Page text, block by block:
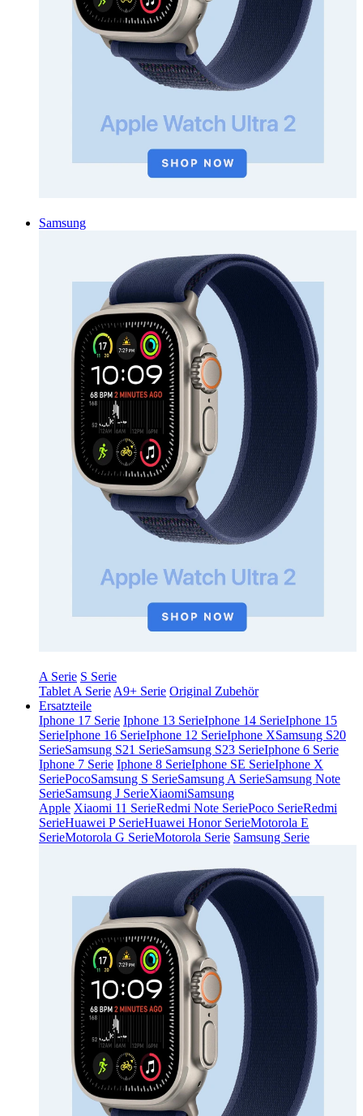
Samsung
A Serie S Serie
Tablet A Serie A9+ Serie Original Zubehör
Ersatzteile
Iphone 17 Serie Iphone 13 SerieIphone 14 SerieIphone 15
SerieIphone 16 SerieIphone 12 SerieIphone XSamsung S20
SerieSamsung S21 SerieSamsung S23 SerieIphone 6 Serie
Iphone 7 Serie Iphone 8 SerieIphone SE SerieIphone X
SeriePocoSamsung S SerieSamsung A SerieSamsung Note
SerieSamsung J SerieXiaomiSamsung
Apple Xiaomi 11 SerieRedmi Note SeriePoco SerieRedmi
SerieHuawei P SerieHuawei Honor SerieMotorola E
SerieMotorola G SerieMotorola Serie Samsung Serie